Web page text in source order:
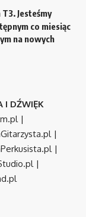
Jesteśmy
co miesiąc
na nowych
I DŹWIĘK
|
|
|
|